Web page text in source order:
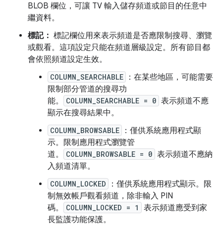
BLOB 欄位，可讓 TV 輸入儲存頻道或節目的任意中
繼資料。
標記： 標記欄位用來表示頻道是否應限制搜尋、瀏覽
或觀看。這項設定只能在頻道層級設定。所有節目都
會依照頻道設定生效。
COLUMN_SEARCHABLE
：在某些地區，可能需要
限制部分管道的搜尋功
能。
COLUMN_SEARCHABLE = 0 表示頻道不應
顯示在搜尋結果中。
COLUMN_BROWSABLE
：僅供系統應用程式顯
示。限制應用程式瀏覽管
道。
COLUMN_BROWSABLE = 0 表示頻道不應納
入頻道清單。
COLUMN_LOCKED
：僅供系統應用程式顯示。限
制無效帳戶觀看頻道，除非輸入 PIN
碼。
COLUMN_LOCKED = 1
表示頻道應受到家
長監護功能保護。